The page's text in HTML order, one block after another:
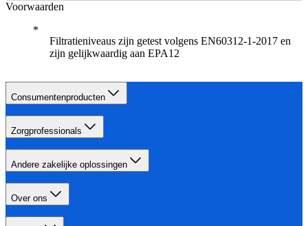
Voorwaarden
Filtratieniveaus zijn getest volgens EN60312-1-2017 en
zijn gelijkwaardig aan EPA12
Consumentenproducten
Zorgprofessionals
Andere zakelijke oplossingen
Over ons